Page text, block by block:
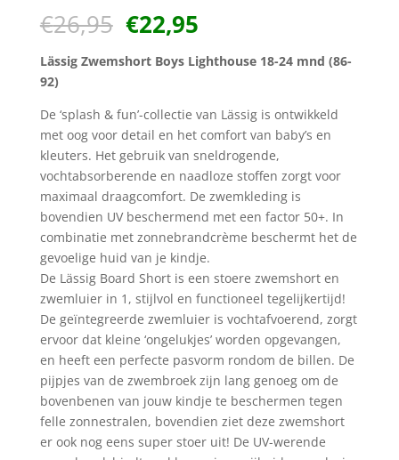
€26,95 Oorspronkelijke
prijs
was:
€22,95Huidige
is:
Lässig Zwemshort Boys Lighthouse 18-24 mnd (86-
92)
De ‘splash & fun’-collectie van Lässig is ontwikkeld
met oog voor detail en het comfort van baby’s en
kleuters. Het gebruik van sneldrogende,
vochtabsorberende en naadloze stoffen zorgt voor
maximaal draagcomfort. De zwemkleding is
bovendien UV beschermend met een factor 50+. In
combinatie met zonnebrandcrème beschermt het de
gevoelige huid van je kindje.
De Lässig Board Short is een stoere zwemshort en
zwemluier in 1, stijlvol en functioneel tegelijkertijd!
De geïntegreerde zwemluier is vochtafvoerend, zorgt
ervoor dat kleine ‘ongelukjes’ worden opgevangen,
en heeft een perfecte pasvorm rondom de billen. De
pijpjes van de zwembroek zijn lang genoeg om de
bovenbenen van jouw kindje te beschermen tegen
felle zonnestralen, bovendien ziet deze zwemshort
er ook nog eens super stoer uit! De UV-werende